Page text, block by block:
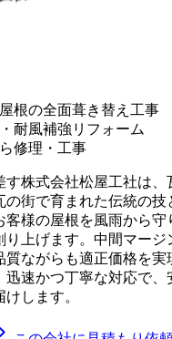
根の全面葺き替え工事
耐風補強リフォーム
修理・工事
す株式会社松屋工社は、
の街で育まれた伝統の技
客様の屋根を風雨から守
り上げます。中間マージ
質ながらも適正価格を実
迅速かつ丁寧な対応で、
します。
chevron_right